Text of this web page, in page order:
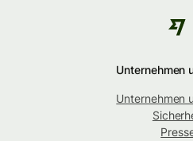
Unternehmen
Unternehmen